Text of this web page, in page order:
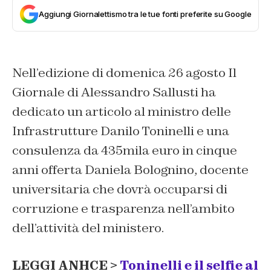
Aggiungi Giornalettismo tra le tue fonti preferite su Google
Nell’edizione di domenica 26 agosto Il
Giornale di Alessandro Sallusti ha
dedicato un articolo al ministro delle
Infrastrutture Danilo Toninelli e una
consulenza da 435mila euro in cinque
anni offerta Daniela Bolognino, docente
universitaria che dovrà occuparsi di
corruzione e trasparenza nell’ambito
dell’attività del ministero.
LEGGI ANHCE > Toninelli e il selfie al